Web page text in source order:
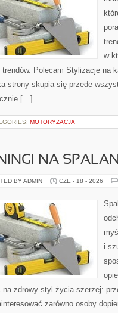
w
trendów. Polecam Stylizacje na
strony skupia się przede
[…]
MOTORYZACJA
NA
BY ADMIN CZE - 18 - 2026
i
na zdrowy styl życia szerzej:
zarówno osoby